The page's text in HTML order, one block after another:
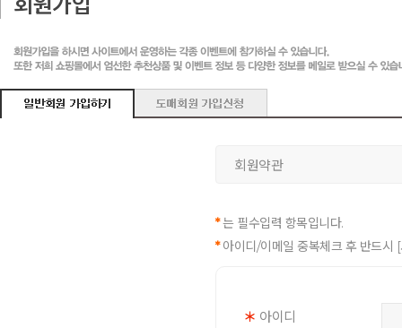
회원약관
*는 필수입력 항목입니다.
*아이디/이메일 중복체크 후 반드시
＊ 아이디